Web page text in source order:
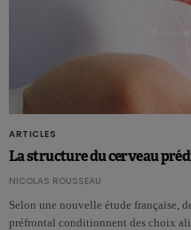
ARTICLES
La structure du cerveau
NICOLAS ROUSSEAU
Selon une nouvelle étude française,
préfrontal conditionnent des choix